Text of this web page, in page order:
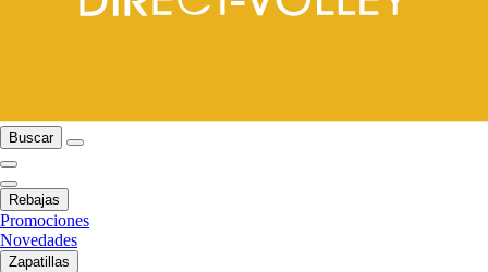
Buscar
Rebajas
Promociones
Novedades
Zapatillas